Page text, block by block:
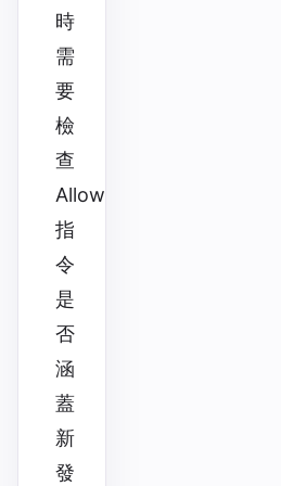
時
需
要
檢
查
Allow
指
令
是
否
涵
蓋
新
發